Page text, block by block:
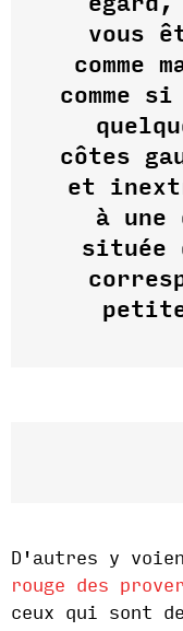
vous
comme
comme
côtes
et
à une
située
D'autres y
rouge des
ceux qui sont